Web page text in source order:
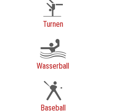
Turnen
Wasserball
Baseball